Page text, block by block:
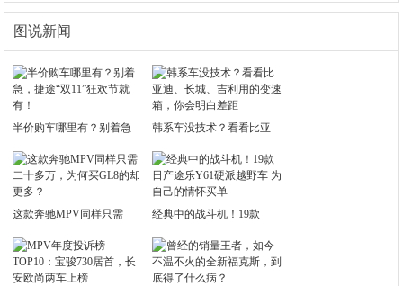
图说新闻
半价购车哪里有？别着急 韩系车没技术？看看比亚
这款奔驰MPV同样只需 经典中的战斗机！19款